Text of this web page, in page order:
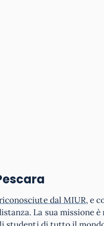
dal MIUR, e
La sua missione